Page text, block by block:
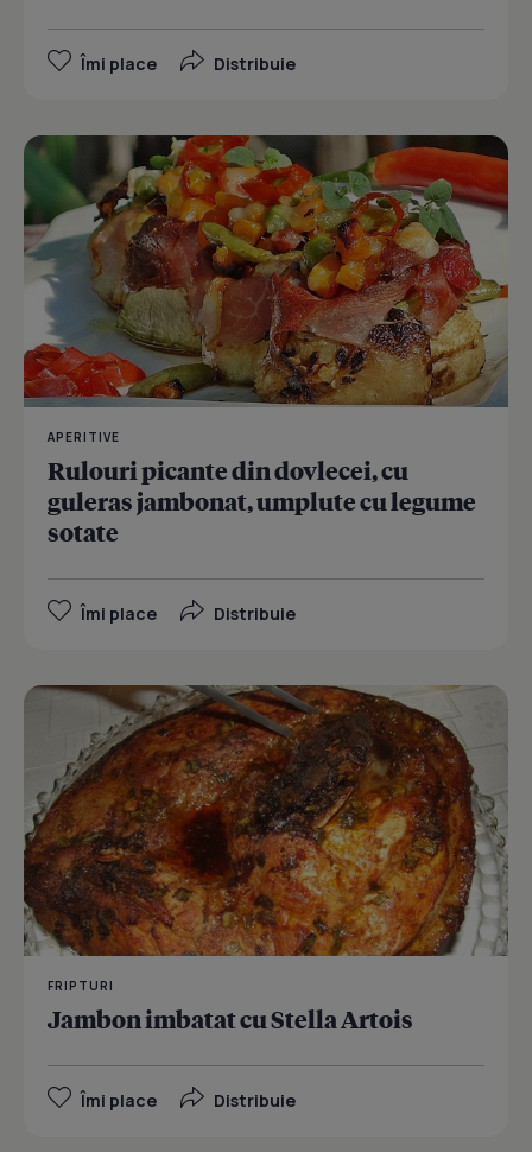
Îmi place Distribuie
APERITIVE
Rulouri picante din dovlecei, cu
guleras jambonat, umplute cu legume
sotate
Îmi place Distribuie
FRIPTURI
Jambon imbatat cu Stella Artois
Îmi place Distribuie